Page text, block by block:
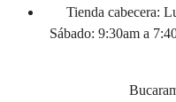
Tienda cabecera:
Sábado: 9:30am a